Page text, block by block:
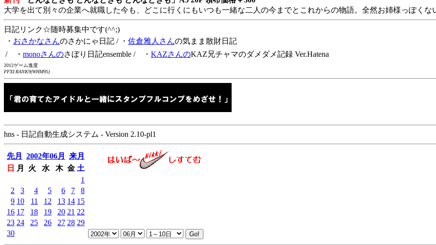
大学を出て別々の企業へ就職した今も、どこに行くにもいつも一緒な二人の今までとこれからの物語。全然お姉様っぽくな
日記リンク☆随時募集中です(^^;)
・ おさかなさんのさかにゃ日記 / ・ 佐倉雅人さんの気まま散財日記
/ ・ monoさんのさぼり日記ensemble / ・ KAZさんのKAZ兄チャマのダメダメ記録 Ver.Hatena
2012ゲーム進度
FFXI:RANK9(WHM95)
hns - 日記自動生成システム - Version 2.10-pl1
先月 2002年06月
来月
日
月 火 水 木 金 土
1
2
3 4 5 6 7
8
9 10 11 12 13 14 15
16 17 18 19 20 21 22
23 24 25 26 27 28 29
30